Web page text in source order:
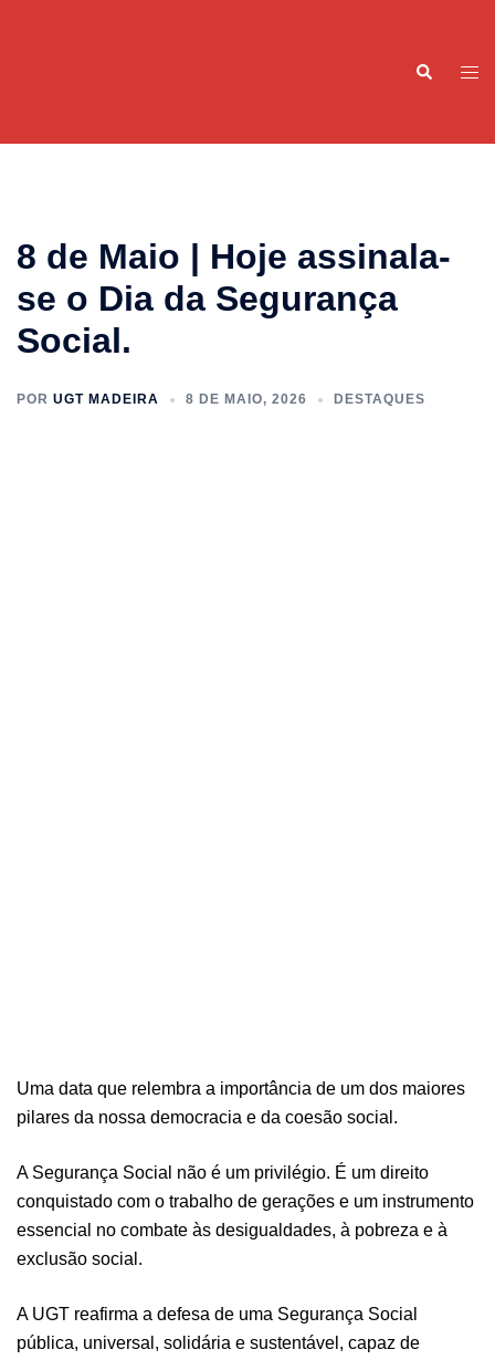
Pesquisar
8 de Maio | Hoje assinala-
se o Dia da Segurança
Social.
POR UGT MADEIRA 8 DE MAIO, 2026 DESTAQUES
Uma data que relembra a importância de um dos maiores
pilares da nossa democracia e da coesão social.
A Segurança Social não é um privilégio. É um direito
conquistado com o trabalho de gerações e um instrumento
essencial no combate às desigualdades, à pobreza e à
exclusão social.
A UGT reafirma a defesa de uma Segurança Social
pública, universal, solidária e sustentável, capaz de